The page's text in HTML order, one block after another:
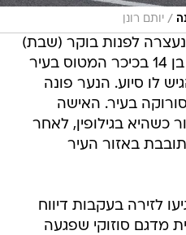
/ יותם רונן
תושבת באר שבע בת 29 נעצרה לפנות בוקר (שבת)
בחשד שפגעה בהולך רגל בן 14 בכיכר המטוס בעיר
לו סיוע. הנער פונה
בעיר. האישה
כשהיא בגילופין, לאחר
באזור העיר
לזירה בעקבות דיווח
מדגם סוזוקי שפגעה